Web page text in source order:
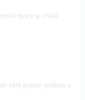
byste si chtěli
nám prosím pošlete o